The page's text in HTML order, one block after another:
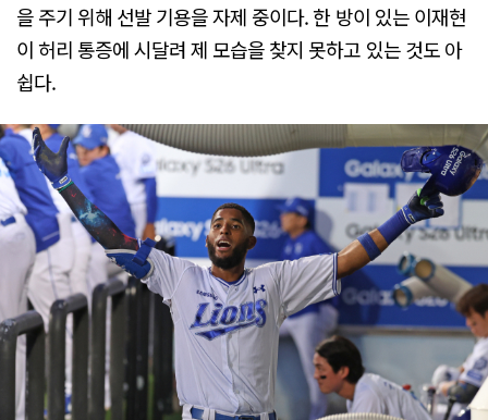
을 주기 위해 선발 기용을 자제 중이다. 한 방이 있는 이재현
이 허리 통증에 시달려 제 모습을 찾지 못하고 있는 것도 아
쉽다.